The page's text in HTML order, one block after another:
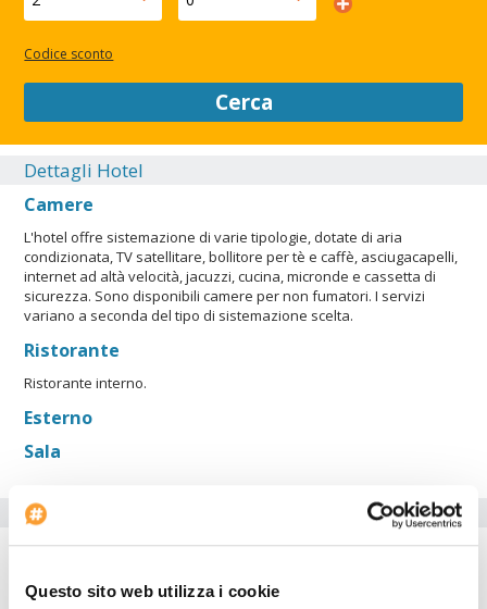
Questo sito web utilizza i cookie
Codice sconto
Cerca
Dettagli Hotel
Camere
L'hotel offre sistemazione di varie tipologie, dotate di aria
condizionata, TV satellitare, bollitore per tè e caffè, asciugacapelli,
internet ad altà velocità, jacuzzi, cucina, micronde e cassetta di
sicurezza. Sono disponibili camere per non fumatori. I servizi
variano a seconda del tipo di sistemazione scelta.
Ristorante
Ristorante interno.
Esterno
Sala
Servizi dell'hotel
Parcheggio auto